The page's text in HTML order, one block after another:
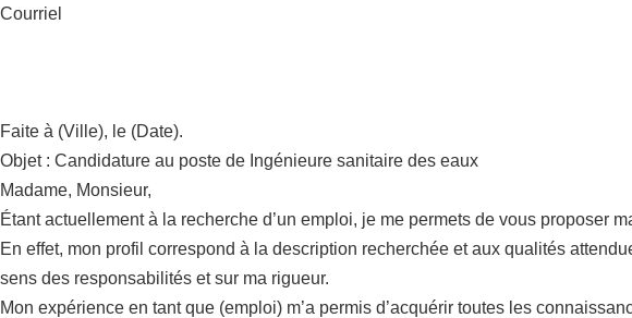
Courriel
Faite à (Ville), le (Date).
Objet : Candidature au poste de Ingénieure sanitaire des eaux
Madame, Monsieur,
Étant actuellement à la recherche d’un emploi, je me permets de vous proposer
En effet, mon profil correspond à la description recherchée et aux qualités
sens des responsabilités et sur ma rigueur.
Mon expérience en tant que (emploi) m’a permis d’acquérir toutes les